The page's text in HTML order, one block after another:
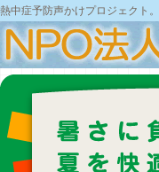
熱中症予防声かけプロジェクト